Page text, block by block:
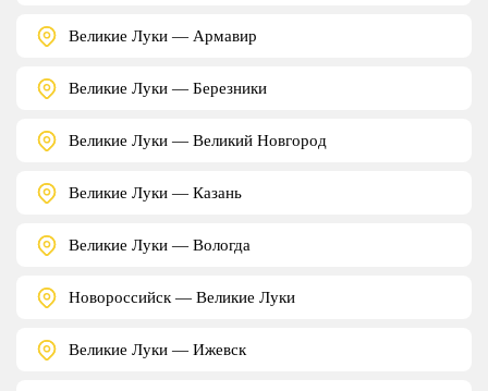
Великие Луки — Армавир
Великие Луки — Березники
Великие Луки — Великий Новгород
Великие Луки — Казань
Великие Луки — Вологда
Новороссийск — Великие Луки
Великие Луки — Ижевск